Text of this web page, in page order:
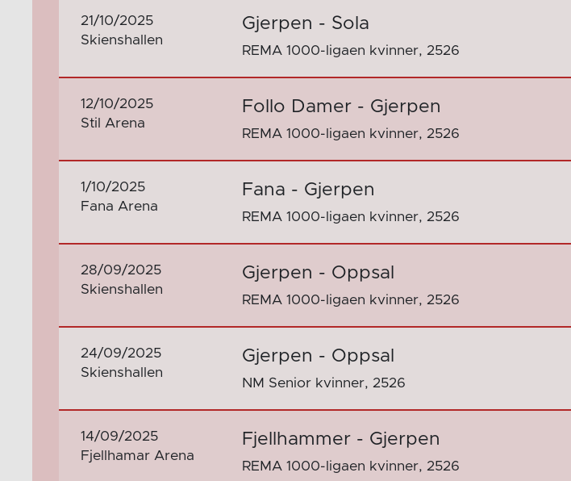
21/10/2025
Skienshallen
Gjerpen - Sola
REMA 1000-ligaen kvinner, 2526
12/10/2025
Stil Arena
Follo Damer - Gjerpen
REMA 1000-ligaen kvinner, 2526
1/10/2025
Fana Arena
Fana - Gjerpen
REMA 1000-ligaen kvinner, 2526
28/09/2025
Skienshallen
Gjerpen - Oppsal
REMA 1000-ligaen kvinner, 2526
24/09/2025
Skienshallen
Gjerpen - Oppsal
NM Senior kvinner, 2526
14/09/2025
Fjellhamar Arena
Fjellhammer - Gjerpen
REMA 1000-ligaen kvinner, 2526